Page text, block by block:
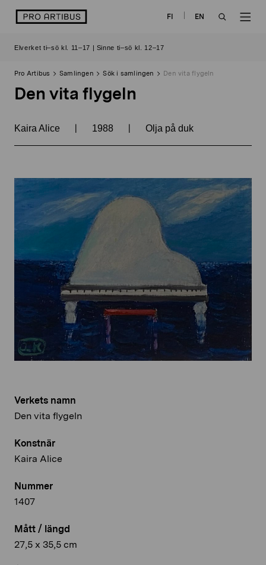
logo FI
EN
Elverket ti–sö kl. 11–17 | Sinne ti–sö kl. 12–17
Pro Artibus Samlingen Sök i samlingen Den vita flygeln
Den vita flygeln
Kaira Alice | 1988 | Olja på duk
Verkets namn
Den vita flygeln
Konstnär
Kaira Alice
Nummer
1407
Mått / längd
27,5 x 35,5 cm